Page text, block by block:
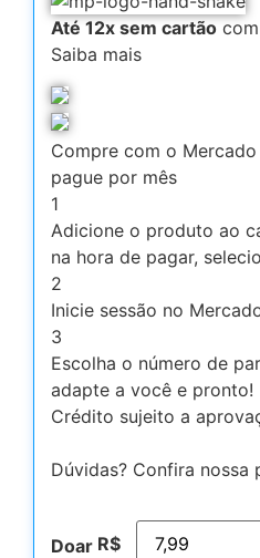
Até 12x sem cartão
Saiba mais
Compre com o
pague por mês
1
Adicione o produto ao
na hora de pagar,
2
Inicie sessão no
3
Escolha o número de
adapte a você e pronto!
Crédito sujeito a
Dúvidas? Confira nossa
Doar R$